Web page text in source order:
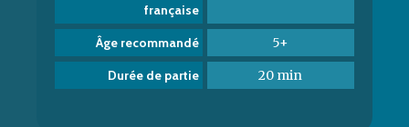
française
Âge recommandé 5+
Durée de partie 20 min